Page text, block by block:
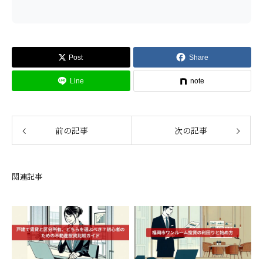
Post Share
Line note
前の記事 次の記事
関連記事